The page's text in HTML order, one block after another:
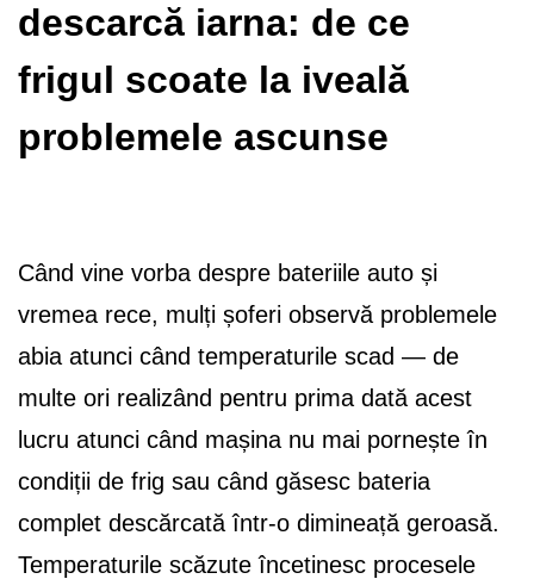
descarcă iarna: de ce
frigul scoate la iveală
problemele ascunse
Când vine vorba despre bateriile auto și
vremea rece, mulți șoferi observă problemele
abia atunci când temperaturile scad — de
multe ori realizând pentru prima dată acest
lucru atunci când mașina nu mai pornește în
condiții de frig sau când găsesc bateria
complet descărcată într-o dimineață geroasă.
Temperaturile scăzute încetinesc procesele